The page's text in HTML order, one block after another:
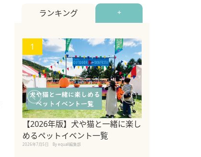
ランキング +
1
【2026年版】犬や猫と一緒に楽し
めるペットイベント一覧
2026年7月5日 By equall編集部